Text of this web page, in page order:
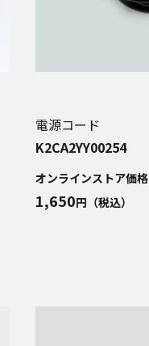
電源コード
K2CA2YY00254
オンラインストア価格
1,650円（税込）